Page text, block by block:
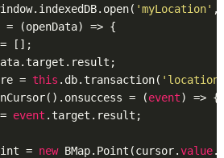
'myLocation'
= (openData) => {
= [];
= this .db.transaction(
= (
event) => {
event .target.result;
= new BMap.Point(cursor.value